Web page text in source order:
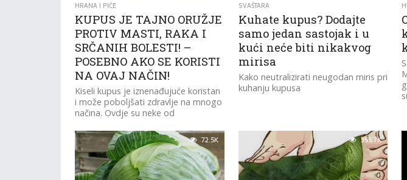
HRANA I PIĆE
KUPUS JE TAJNO ORUŽJE
PROTIV MASTI, RAKA I
SRČANIH BOLESTI! –
POSEBNO AKO SE KORISTI
NA OVAJ NAČIN!
Kiseli kupus je iznenađujuće koristan
i može poboljšati zdravlje na mnogo
načina. Ovdje su neke od
kupusa:
SVAŠTARA
Kuhate kupus? Dodajte
samo jedan sastojak i u
kući neće biti nikakvog
mirisa
Kako neutralizirati neugodan miris pri
kuhanju kupusa
72.5K 355.7K